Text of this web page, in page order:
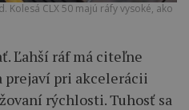
Kolesá CLX 50 majú ráfy vysoké, ako
Ľahší ráf má citeľne
prejaví pri akcelerácii
rýchlosti. Tuhosť sa